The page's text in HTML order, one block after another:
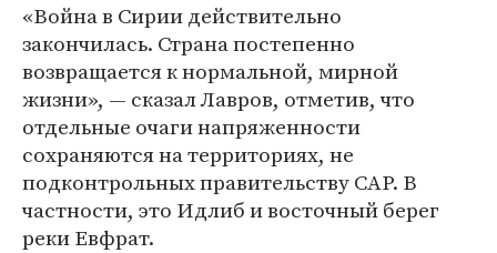
«Война в Сирии действительно
закончилась. Страна постепенно
возвращается к нормальной, мирной
жизни», — сказал Лавров, отметив, что
отдельные очаги напряженности
сохраняются на территориях, не
подконтрольных правительству САР. В
частности, это Идлиб и восточный берег
реки Евфрат.